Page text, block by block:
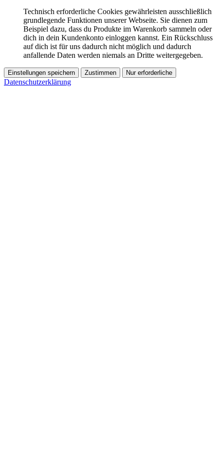
Technisch erforderliche Cookies gewährleisten ausschließlich
grundlegende Funktionen unserer Webseite. Sie dienen zum
Beispiel dazu, dass du Produkte im Warenkorb sammeln oder
dich in dein Kundenkonto einloggen kannst. Ein Rückschluss
auf dich ist für uns dadurch nicht möglich und dadurch
anfallende Daten werden niemals an Dritte weitergegeben.
Einstellungen speichern Zustimmen Nur erforderliche
Datenschutzerklärung